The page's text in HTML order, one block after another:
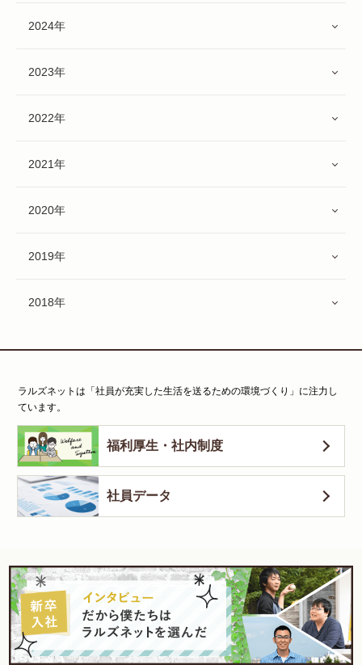
2024年
2023年
2022年
2021年
2020年
2019年
2018年
ラルズネットは「社員が充実した生活を送るための環境づくり」に注力し
ています。
福利厚生・社内制度
社員データ